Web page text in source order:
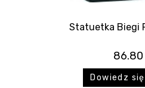
Statuetka Biegi
86.80
Dowiedz